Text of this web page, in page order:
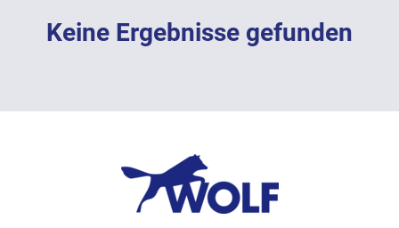
Modell
LÖSCHEN
Keine Ergebnisse gefunden